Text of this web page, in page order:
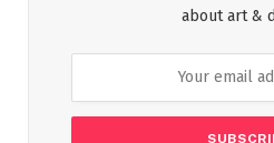
about art &